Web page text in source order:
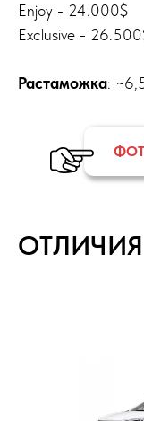
Enjoy - 24.000$
Exclusive -
Растаможка: